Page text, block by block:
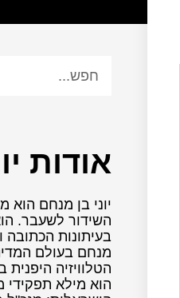
אודות
יוני בן מנחם הוא
השידור לשעבר.
בעיתונות הכתובה
מנחם בעולם
הטלוויזיה
הוא מילא